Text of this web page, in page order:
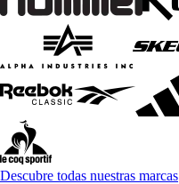
Descubre todas nuestras marcas